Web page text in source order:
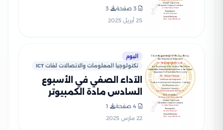
الثالث الاعدادي الترم الثاني
3 صفحة
3
25 أبريل 2025
اليوم
تكنولوجيا المعلومات والاتصالات لغات ICT
الآداء الصفي في الأسبوع
السادس مادة الكمبيوتر
وتكنولوجيا المعلومات للغات
ICT للصف الثالث الإعدادي
4 صفحة
1
22 مارس 2025